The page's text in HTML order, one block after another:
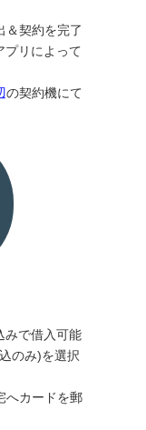
＆契約を完了
プリによって
の契約機にて
みで借入可能
のみ)を選択
へカードを郵